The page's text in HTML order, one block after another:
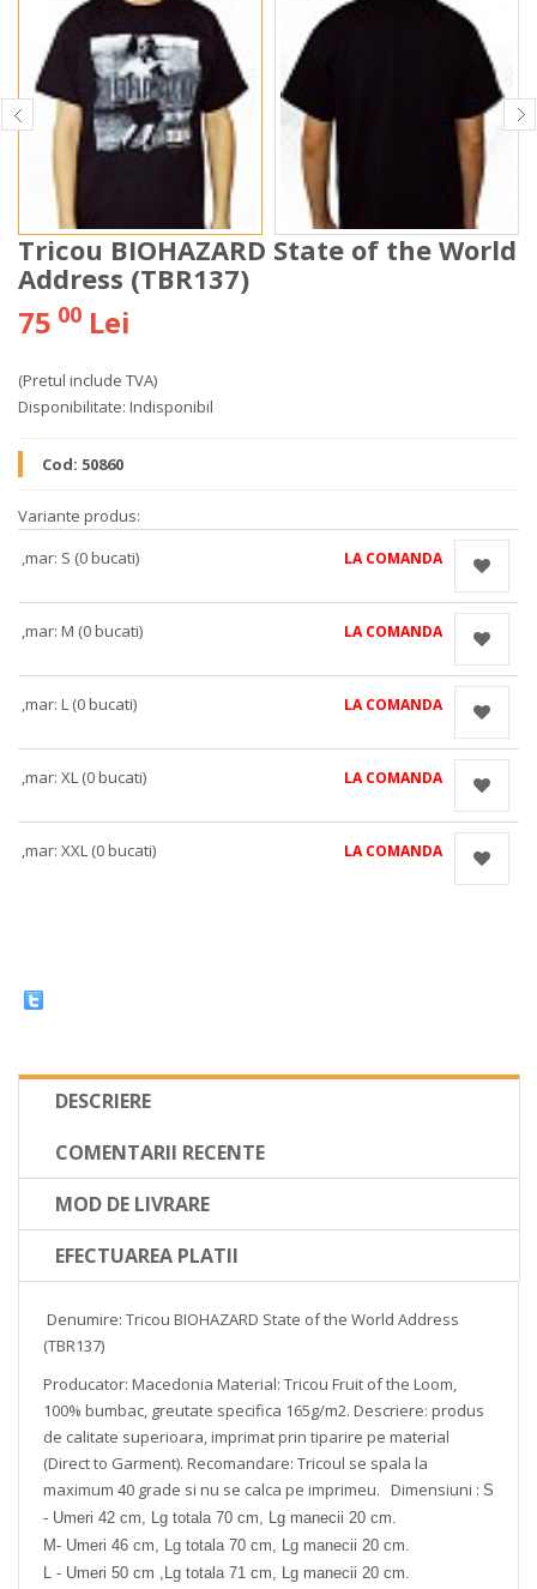
Tricou BIOHAZARD State of the World
Address (TBR137)
75 00 Lei
(Pretul include TVA)
Disponibilitate: Indisponibil
Cod: 50860
Variante produs:
,mar: S (0 bucati)
LA COMANDA
,mar: M (0 bucati) LA COMANDA
,mar: L (0 bucati) LA COMANDA
,mar: XL (0 bucati) LA COMANDA
,mar: XXL (0 bucati) LA COMANDA
DESCRIERE
COMENTARII RECENTE
MOD DE LIVRARE
EFECTUAREA PLATII
Denumire: Tricou BIOHAZARD State of the World Address
(TBR137)
Producator: Macedonia Material: Tricou Fruit of the Loom,
100% bumbac, greutate specifica 165g/m2. Descriere: produs
de calitate superioara, imprimat prin tiparire pe material
(Direct to Garment). Recomandare: Tricoul se spala la
maximum 40 grade si nu se calca pe imprimeu. Dimensiuni : S
- Umeri 42 cm, Lg totala 70 cm, Lg manecii 20 cm.
M- Umeri 46 cm, Lg totala 70 cm, Lg manecii 20 cm.
L - Umeri 50 cm ,Lg totala 71 cm, Lg manecii 20 cm.